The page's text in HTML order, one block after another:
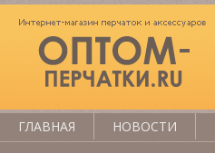
ГЛАВНАЯ НОВОСТИ